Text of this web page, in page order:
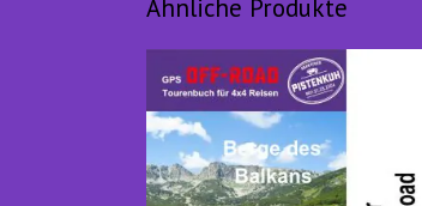
Ähnliche Produkte